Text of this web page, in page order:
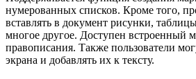
нумерованных списков. Кроме того,
вставлять в документ рисунки,
многое другое. Доступен встроенный
правописания. Также пользователи
экрана и добавлять их к тексту.